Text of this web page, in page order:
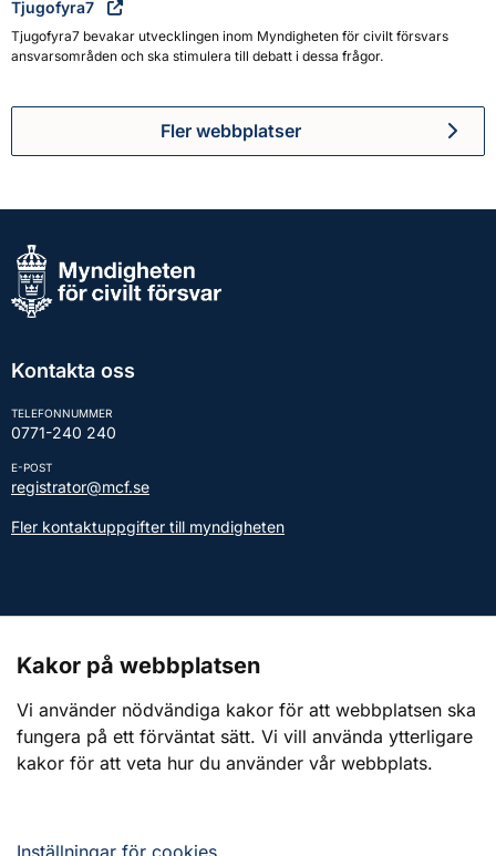
Tjugofyra7
Tjugofyra7 bevakar utvecklingen inom Myndigheten för civilt försvars
ansvarsområden och ska stimulera till debatt i dessa frågor.
Fler webbplatser
Kontakta oss
TELEFONNUMMER
0771-240 240
E-POST
registrator@mcf.se
Fler kontaktuppgifter till myndigheten
Webbplatsen
Om webbplatsen
Kakor på webbplatsen
Vi använder nödvändiga kakor för att webbplatsen ska
fungera på ett förväntat sätt. Vi vill använda ytterligare
kakor för att veta hur du använder vår webbplats.
Inställningar för cookies